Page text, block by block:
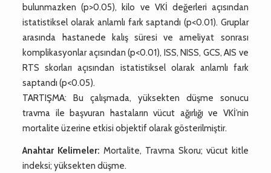
bulunmazken (p>0.05), kilo ve VKİ değerleri açısından
istatistiksel olarak anlamlı fark saptandı (p<0.01). Gruplar
arasında hastanede kalış süresi ve ameliyat sonrası
komplikasyonlar açısından (p<0.01), ISS, NISS, GCS, AIS ve
RTS skorları açısından istatistiksel olarak anlamlı fark
saptandı (p<0.05).
TARTIŞMA: Bu çalışmada, yüksekten düşme sonucu
travma ile başvuran hastaların vücut ağırlığı ve VKİ’nin
mortalite üzerine etkisi objektif olarak gösterilmiştir.
Anahtar Kelimeler: Mortalite, Travma Skoru; vücut kitle
indeksi; yüksekten düşme.